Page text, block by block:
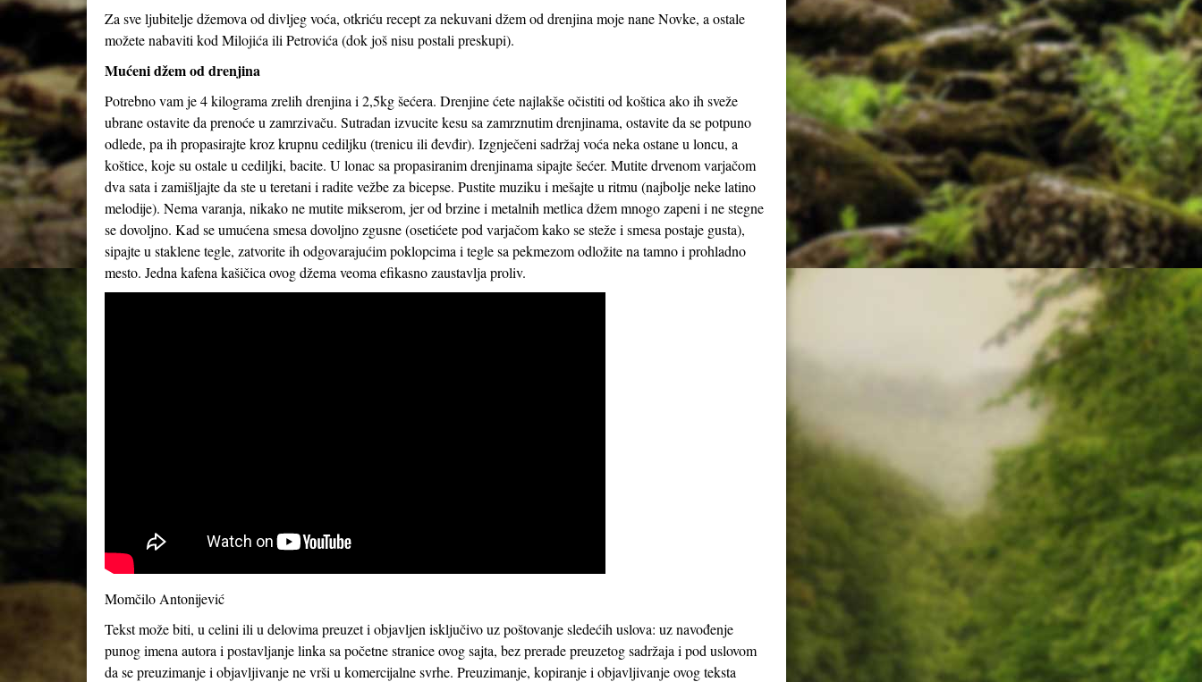
Za sve ljubitelje džemova od divljeg voća, otkriću recept za nekuvani džem od drenjina moje nane Novke, a ostale
možete nabaviti kod Milojića ili Petrovića (dok još nisu postali preskupi).
Mućeni džem od drenjina
Potrebno vam je 4 kilograma zrelih drenjina i 2,5kg šećera. Drenjine ćete najlakše očistiti od koštica ako ih sveže
ubrane ostavite da prenoće u zamrzivaču. Sutradan izvucite kesu sa zamrznutim drenjinama, ostavite da se potpuno
odlede, pa ih propasirajte kroz krupnu cediljku (trenicu ili đevđir). Izgnječeni sadržaj voća neka ostane u loncu, a
koštice, koje su ostale u cediljki, bacite. U lonac sa propasiranim drenjinama sipajte šećer. Mutite drvenom varjačom
dva sata i zamišljajte da ste u teretani i radite vežbe za bicepse. Pustite muziku i mešajte u ritmu (najbolje neke latino
melodije). Nema varanja, nikako ne mutite mikserom, jer od brzine i metalnih metlica džem mnogo zapeni i ne stegne
se dovoljno. Kad se umućena smesa dovoljno zgusne (osetićete pod varjačom kako se steže i smesa postaje gusta),
sipajte u staklene tegle, zatvorite ih odgovarajućim poklopcima i tegle sa pekmezom odložite na tamno i prohladno
mesto. Jedna kafena kašičica ovog džema veoma efikasno zaustavlja proliv.
Momčilo Antonijević
Tekst može biti, u celini ili u delovima preuzet i objavljen isključivo uz poštovanje sledećih uslova: uz navođenje
punog imena autora i postavljanje linka sa početne stranice ovog sajta, bez prerade preuzetog sadržaja i pod uslovom
da se preuzimanje i objavljivanje ne vrši u komercijalne svrhe. Preuzimanje, kopiranje i objavljivanje ovog teksta